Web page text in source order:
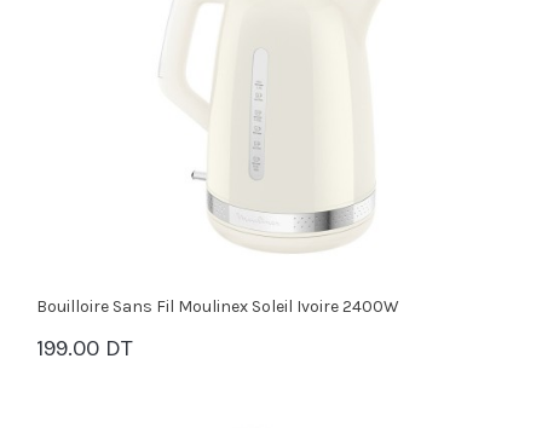
Bouilloire Sans Fil Moulinex Soleil Ivoire 2400W
199.00 DT
PANIER